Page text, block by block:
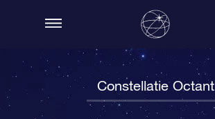
Constellatie Octant